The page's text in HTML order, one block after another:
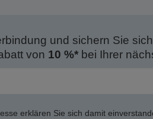
und sichern Sie
von 10 %*bei Ihrer
erklären Sie sich damit